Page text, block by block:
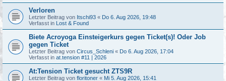
Verloren
Letzter Beitrag von Itschi93 « Do 6. Aug 2026, 19:48
Verfasst in Lost & Found
Biete Acroyoga Einsteigerkurs gegen Ticket(s)! Oder Job
gegen Ticket
Letzter Beitrag von Circus_Schleni « Do 6. Aug 2026, 17:04
Verfasst in at.tension #11 | 2026
At:Tension Ticket gesucht ZTS9R
Letzter Beitrag von floritoner « Mi 5. Aug 2026, 15:41